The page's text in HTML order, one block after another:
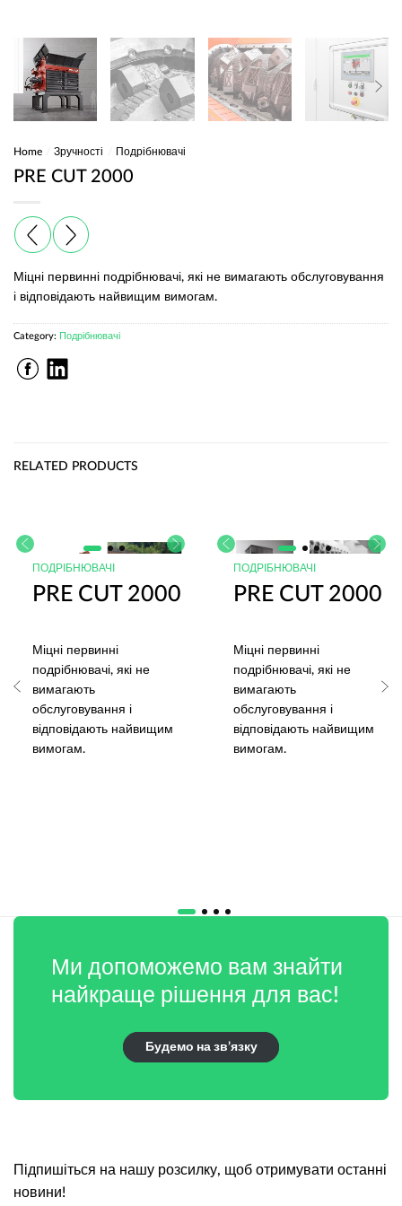
Home Зручності Подрібнювачі
PRE CUT 2000
Міцні первинні подрібнювачі, які не вимагають обслуговування
і відповідають найвищим вимогам.
Category: Подрібнювачі
RELATED PRODUCTS
ПОДРІБНЮВАЧІ
PRE CUT 2000
Міцні первинні
подрібнювачі, які не
вимагають
обслуговування і
відповідають найвищим
вимогам.
ПОДРІБНЮВАЧІ
PRE CUT 2000
Міцні первинні
подрібнювачі, які не
вимагають
обслуговування і
відповідають найвищим
вимогам.
Ми допоможемо вам знайти
найкраще рішення для вас!
Будемо на зв’язку
Підпишіться на нашу розсилку, щоб отримувати останні
новини!